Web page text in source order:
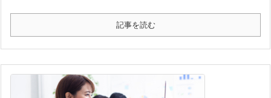
記事を読む